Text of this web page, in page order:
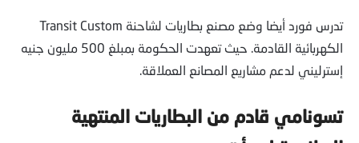
تدرس فورد أيضا وضع مصنع بطاريات لشاحنة Transit Custom
الكهربائية القادمة. حيث تعهدت الحكومة بمبلغ 500 مليون جنيه
إسترليني لدعم مشاريع المصانع العملاقة.
تسونامي قادم من البطاريات المنتهية